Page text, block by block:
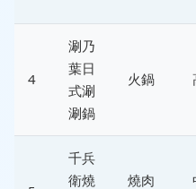
4
涮乃
葉日
式涮
涮鍋
火鍋
千兵
衛燒
燒肉